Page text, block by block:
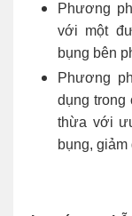
Phương
với một
bụng bên
Phương
dụng trong
thừa với
bụng,